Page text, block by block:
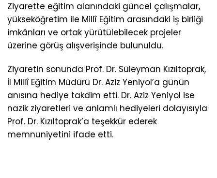
Ziyarette eğitim alanındaki güncel çalışmalar,
yükseköğretim ile Millî Eğitim arasındaki iş birliği
imkânları ve ortak yürütülebilecek projeler
üzerine görüş alışverişinde bulunuldu.
Ziyaretin sonunda Prof. Dr. Süleyman Kızıltoprak,
İl Millî Eğitim Müdürü Dr. Aziz Yeniyol’a günün
anısına hediye takdim etti. Dr. Aziz Yeniyol ise
nazik ziyaretleri ve anlamlı hediyeleri dolayısıyla
Prof. Dr. Kızıltoprak’a teşekkür ederek
memnuniyetini ifade etti.